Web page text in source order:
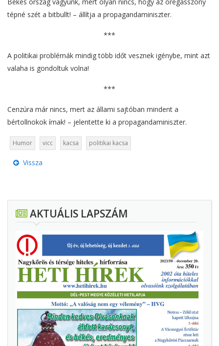
Békés ország vagyunk, mert olyan nincs, hogy az öregasszony
tépné szét a bitbullt! – állítja a propagandaminiszter.
***
A politikai problémák mindig több időt vesznek igénybe, mint azt
valaha is gondoltuk volna!
***
Cenzúra már nincs, mert az állami sajtóban mindent a
bértollnokok írnak! – jelentette ki a propagandaminiszter.
Humor vicc kacsa politikai kacsa
Vissza
AKTUÁLIS LAPSZÁM